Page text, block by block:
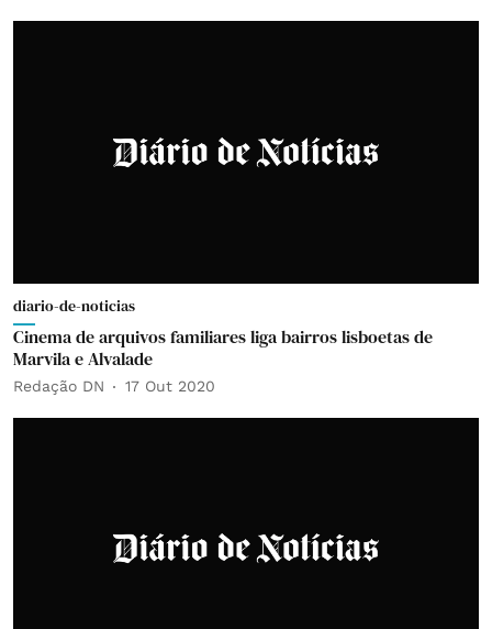
diario-de-noticias
Cinema de arquivos familiares liga bairros lisboetas de
Marvila e Alvalade
Redação DN 17 Out 2020